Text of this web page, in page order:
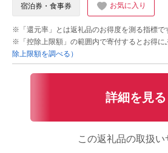
宿泊券・食事券 お気に入り
※「還元率」とは返礼品のお得度を測る指標で
※「控除上限額」の範囲内で寄付するとお得に
除上限額を調べる）
詳細を見る
この返礼品の取扱い